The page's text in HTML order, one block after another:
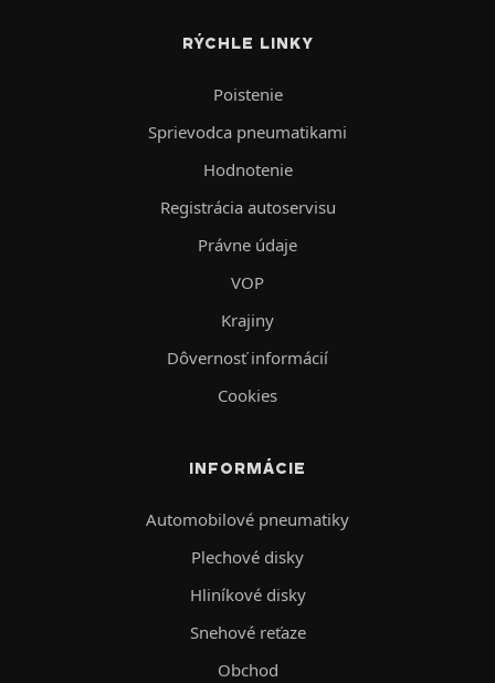
RÝCHLE LINKY
Poistenie
Sprievodca pneumatikami
Hodnotenie
Registrácia autoservisu
Právne údaje
VOP
Krajiny
Dôvernosť informácií
Cookies
INFORMÁCIE
Automobilové pneumatiky
Plechové disky
Hliníkové disky
Snehové reťaze
Obchod